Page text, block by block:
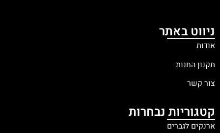
ניווט באתר
אודות
תקנון החנות
צור קשר
קטגוריות נבחרות
ארנקים לגברים